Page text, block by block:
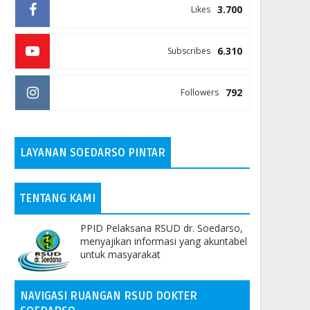
3.700
Likes
6.310
Subscribes
792
Followers
LAYANAN SOEDARSO PINTAR
TENTANG KAMI
PPID Pelaksana RSUD dr. Soedarso,
menyajikan informasi yang akuntabel
untuk masyarakat
NAVIGASI RUANGAN RSUD DOKTER